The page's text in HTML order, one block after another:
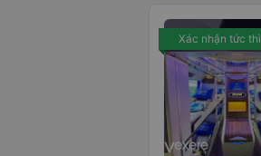
Xác nhận tức thì